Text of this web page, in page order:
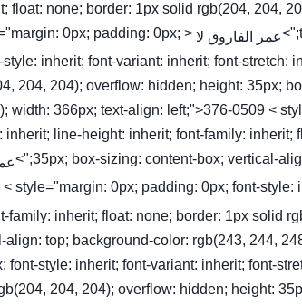
float: none; border: 1px solid rgb(204, 204,
عمر الفاروق لا
0px; padding: 0px;
style: inherit; font-variant: inherit; font-stretch:
204, 204); overflow: hidden; height: 35px;
width: 366px; text-align: left;">376-0509 <
inherit; line-height: inherit; font-family:
35px; box-sizing: content-box; vertical-
< style="margin: 0px; padding: 0px; font-
family: inherit; float: none; border: 1px solid
align: top; background-color: rgb(243, 244,
font-style: inherit; font-variant: inherit; font-
204, 204); overflow: hidden; height: